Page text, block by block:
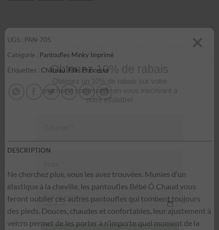
UGS : PAN-705
Catégorie : Pantoufles Minky Imprimé
Étiquettes : Château, Fille, Princesse
DESCRIPTION
Ne cherchez plus, vous les avez trouvées. Munies d’un
élastique à la cheville, les pantoufles Bébé Ô Chaud vous
feront oublier ces autres pantoufles qui tombent toujours
des pieds. Douces, chaudes et confortables, leur ajustement à
velcro permet de les porter à n’importe quel moment de la
Obtenez un 10% de rabais sur votre
prochaine commande en vous inscrivant à
Nom*